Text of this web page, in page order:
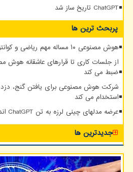
ChatGPT تاریخ ساز شد
پربحث ترین ها
هوش مصنوعی ۱۰ مساله مهم ریاضی و کوانتوم را حل کرد
از جلسات کاری تا قرارهای عاشقانه هوش
ضبط می کند
شرکت هوش مصنوعی برای یافتن گنج، دزد
استخدام می کند
عرضه مدلهای چینی لرزه به تن ChatGPT انداخت
جدیدترین ها